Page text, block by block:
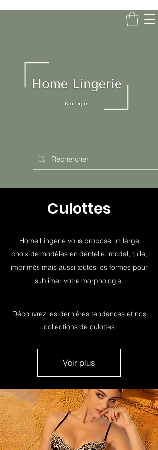
Culottes
Home Lingerie vous propose un large
choix de modèles en dentelle, modal, tulle,
imprimés mais aussi toutes les formes pour
sublimer votre morphologie.
Découvrez les dernières tendances et nos
collections de culottes
Voir plus